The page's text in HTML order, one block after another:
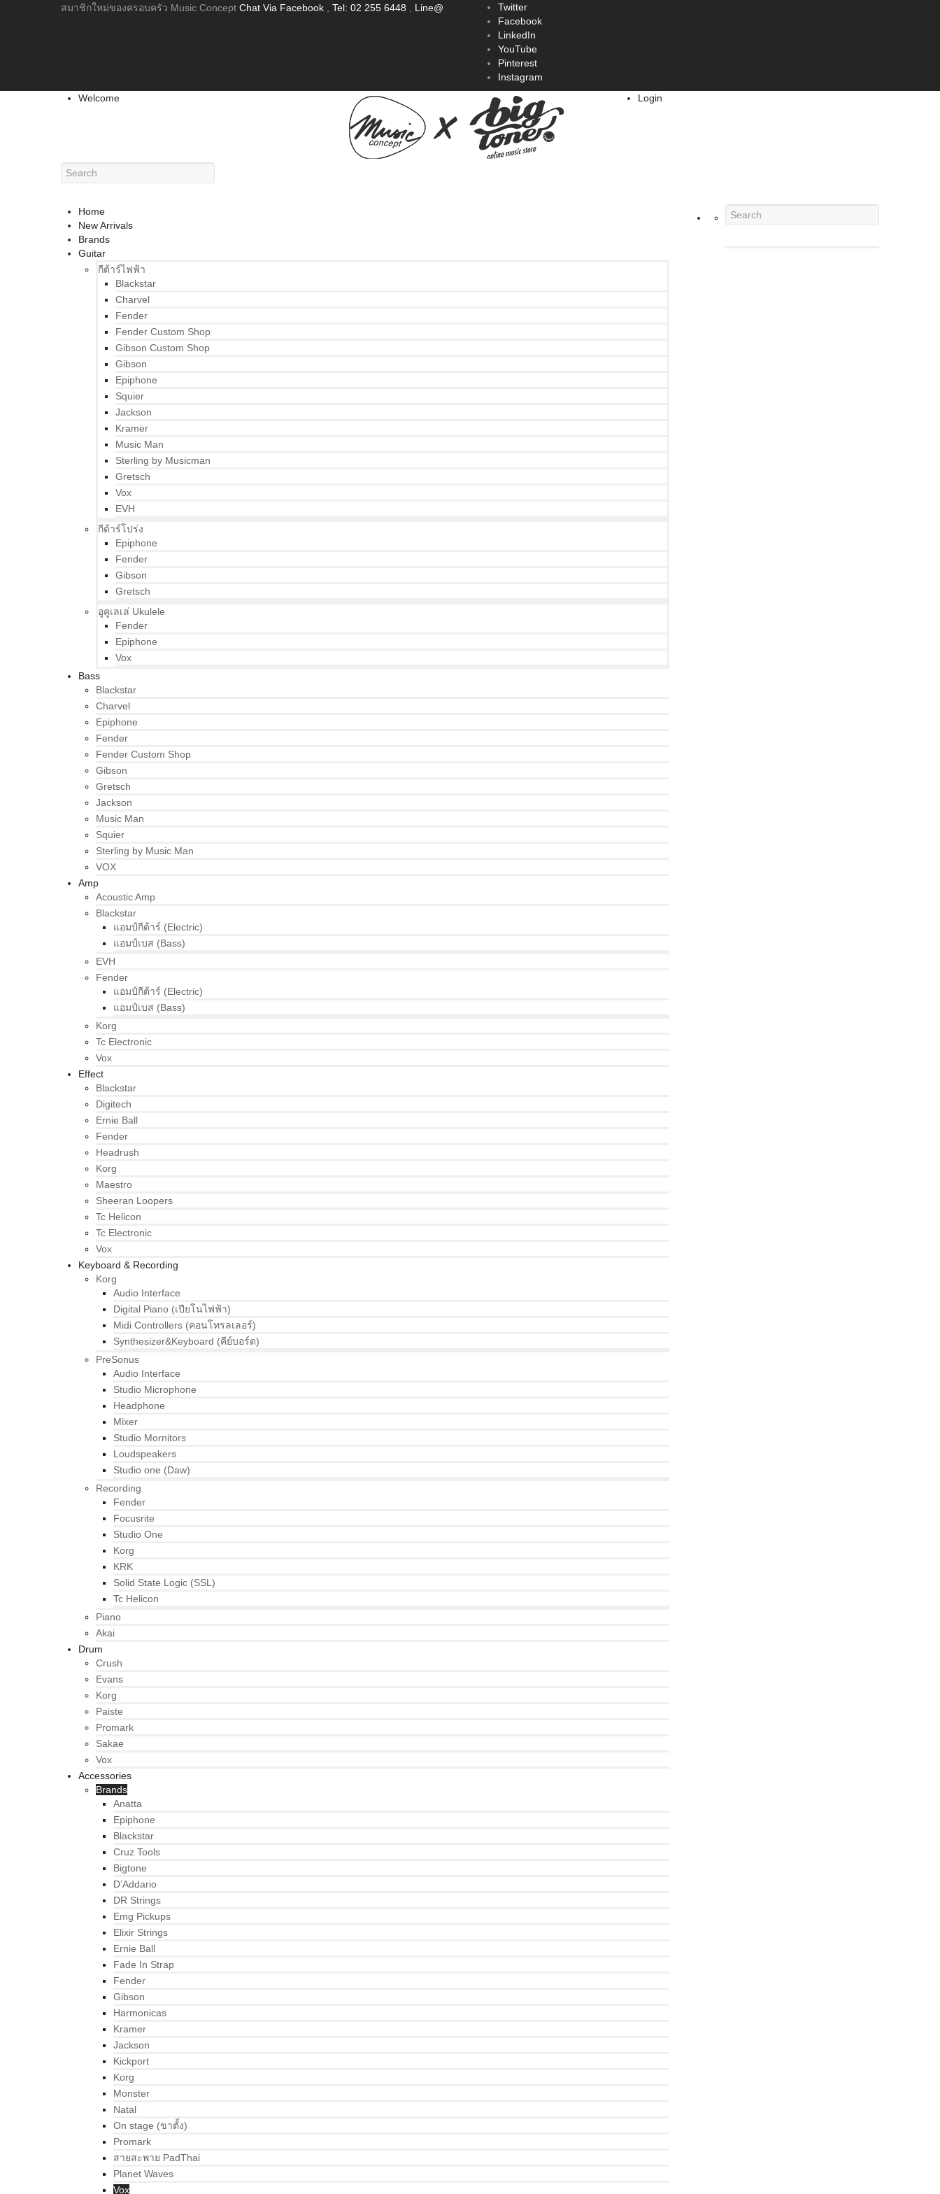
สมาชิกใหม่ของครอบครัว Music Concept Chat Via Facebook Tel: 02 255 6448 Line@
Twitter
Facebook
LinkedIn
YouTube
Pinterest
Instagram
Welcome
Login
Home
New Arrivals
Brands
Guitar
กีต้าร์ไฟฟ้า
Blackstar
Charvel
Fender
Fender Custom Shop
Gibson Custom Shop
Gibson
Epiphone
Squier
Jackson
Kramer
Music Man
Sterling by Musicman
Gretsch
Vox
EVH
กีต้าร์โปร่ง
Epiphone
Fender
Gibson
Gretsch
อูคูเลเล่ Ukulele
Fender
Epiphone
Vox
Bass
Blackstar
Charvel
Epiphone
Fender
Fender Custom Shop
Gibson
Gretsch
Jackson
Music Man
Squier
Sterling by Music Man
VOX
Amp
Acoustic Amp
Blackstar
แอมป์กีต้าร์ (Electric)
แอมป์เบส (Bass)
EVH
Fender
แอมป์กีต้าร์ (Electric)
แอมป์เบส (Bass)
Korg
Tc Electronic
Vox
Effect
Blackstar
Digitech
Ernie Ball
Fender
Headrush
Korg
Maestro
Sheeran Loopers
Tc Helicon
Tc Electronic
Vox
Keyboard & Recording
Korg
Audio Interface
Digital Piano (เปียโนไฟฟ้า)
Midi Controllers (คอนโทรลเลอร์)
Synthesizer&Keyboard (คีย์บอร์ด)
PreSonus
Audio Interface
Studio Microphone
Headphone
Mixer
Studio Mornitors
Loudspeakers
Studio one (Daw)
Recording
Fender
Focusrite
Studio One
Korg
KRK
Solid State Logic (SSL)
Tc Helicon
Piano
Akai
Drum
Crush
Evans
Korg
Paiste
Promark
Sakae
Vox
Accessories
Brands
Anatta
Epiphone
Blackstar
Cruz Tools
Bigtone
D’Addario
DR Strings
Emg Pickups
Elixir Strings
Ernie Ball
Fade In Strap
Fender
Gibson
Harmonicas
Kramer
Jackson
Kickport
Korg
Monster
Natal
On stage (ขาตั้ง)
Promark
สายสะพาย PadThai
Planet Waves
Vox